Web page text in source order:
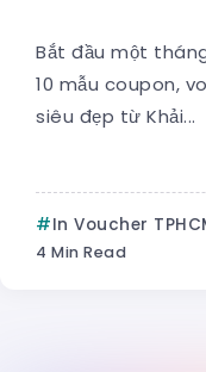
Bắt đầu một
10 mẫu coupon,
siêu đẹp từ Khải...
In Voucher
4 Min Read